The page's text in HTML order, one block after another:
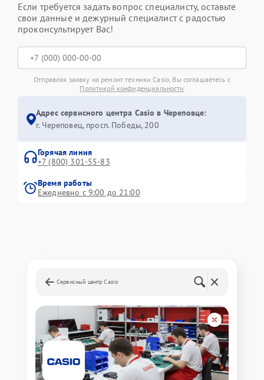
Если требуется задать вопрос специалисту, оставьте
свои данные и дежурный специалист с радостью
проконсультирует Вас!
Отправляя заявку на ремонт техники Casio, Вы соглашаетесь с
Политикой конфиденциальности
Адрес сервисного центра Casio в Череповце:
г. Череповец, просп. Победы, 200
Горячая линия
+7 (800) 301-55-83
Время работы
Ежедневно с 9:00 до 21:00
Сервисный центр Casio